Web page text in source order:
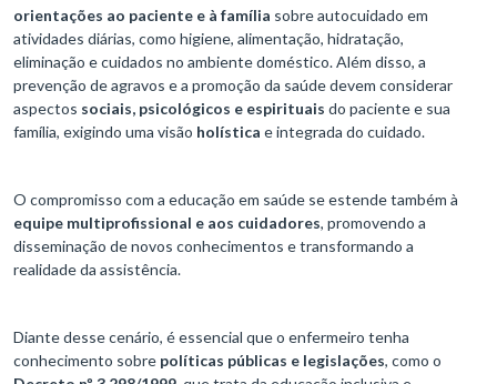
orientações ao paciente e à família sobre autocuidado em
atividades diárias, como higiene, alimentação, hidratação,
eliminação e cuidados no ambiente doméstico. Além disso, a
prevenção de agravos e a promoção da saúde devem considerar
aspectos sociais, psicológicos e espirituais do paciente e sua
família, exigindo uma visão holística e integrada do cuidado.
O compromisso com a educação em saúde se estende também à
equipe multiprofissional e aos cuidadores, promovendo a
disseminação de novos conhecimentos e transformando a
realidade da assistência.
Diante desse cenário, é essencial que o enfermeiro tenha
conhecimento sobre políticas públicas e legislações, como o